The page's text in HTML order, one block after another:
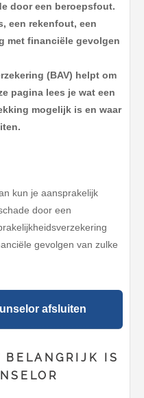
door een beroepsfout.
een rekenfout, een
met financiële gevolgen
(BAV) helpt om
pagina lees je wat een
mogelijk is en waar
kun je aansprakelijk
door een
gevolgen van zulke
afsluiten
BELANGRIJK IS